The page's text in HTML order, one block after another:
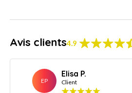
Avis clients4.9
EP
Elisa P.
Client